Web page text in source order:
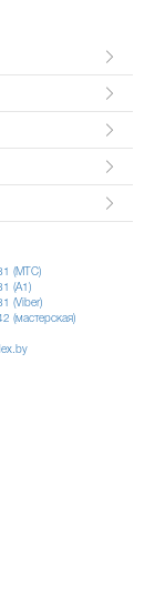
(МТС)
(A1)
(Viber)
(мастерская)